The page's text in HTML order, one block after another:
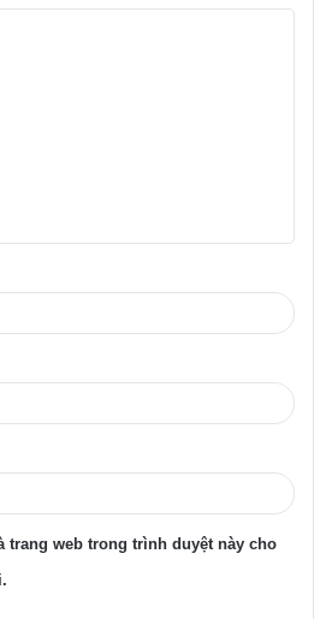
trang web trong trình duyệt này cho